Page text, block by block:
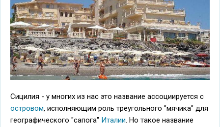
Сицилия - у многих из нас это название ассоциируется с
островом, исполняющим роль треугольного "мячика" для
географического "сапога" Италии. Но такое название